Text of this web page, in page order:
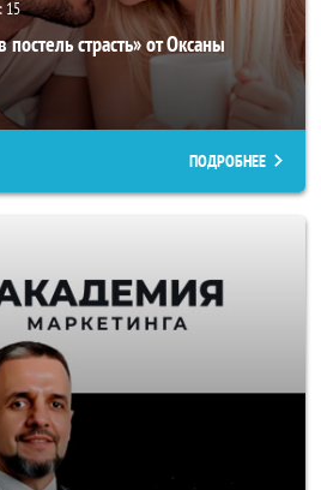
15
страсть» от Оксаны
ПОДРОБНЕЕ